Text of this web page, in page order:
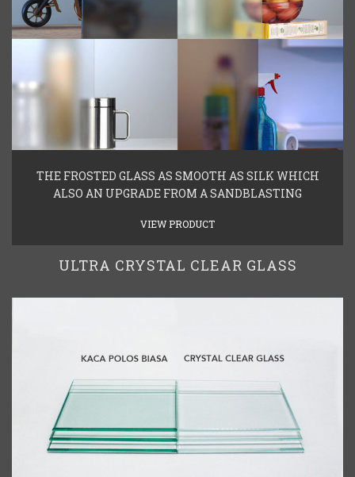
THE FROSTED GLASS AS SMOOTH AS SILK WHICH
ALSO AN UPGRADE FROM A SANDBLASTING
VIEW PRODUCT
ULTRA CRYSTAL CLEAR GLASS